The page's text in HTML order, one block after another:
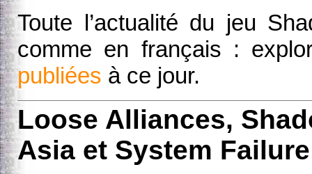
Toute l’actualité du jeu
comme en français :
publiées à ce jour.
Loose Alliances,
Asia et System Failure